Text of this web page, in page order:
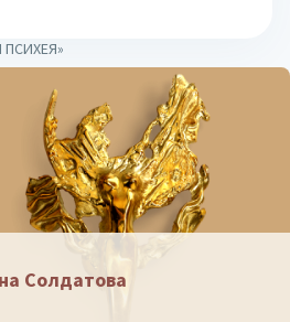
Солдатова